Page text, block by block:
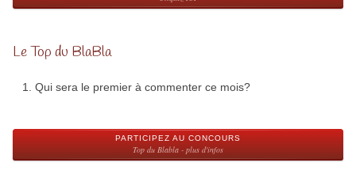
Le Top du BlaBla
Qui sera le premier à commenter ce mois?
PARTICIPEZ AU CONCOURS
Top du Blabla - plus d'infos